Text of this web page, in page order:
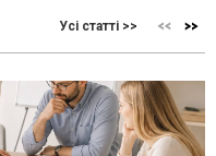
Усі статті >>